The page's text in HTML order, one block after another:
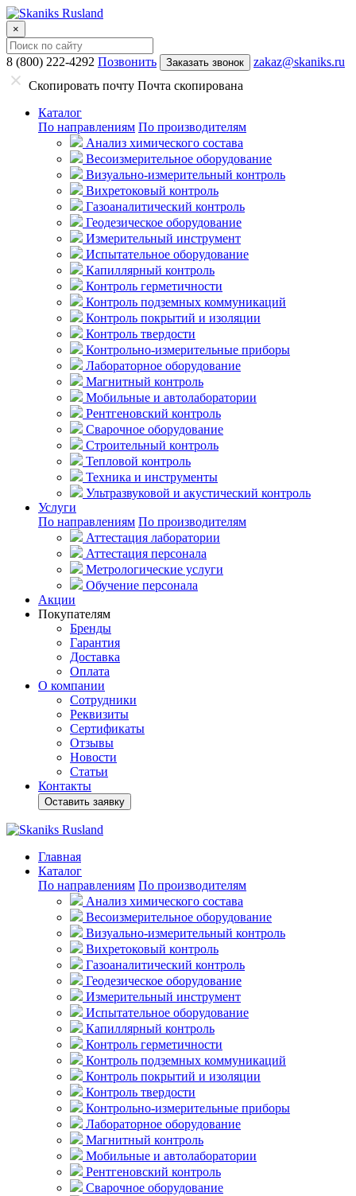
×
8 (800) 222-4292 Позвонить Заказать звонок
zakaz@skaniks.ru
Скопировать почту Почта скопирована
Каталог
По направлениям По производителям
Анализ химического состава
Весоизмерительное оборудование
Визуально-измерительный контроль
Вихретоковый контроль
Газоаналитический контроль
Геодезическое оборудование
Измерительный инструмент
Испытательное оборудование
Капиллярный контроль
Контроль герметичности
Контроль подземных коммуникаций
Контроль покрытий и изоляции
Контроль твердости
Контрольно-измерительные приборы
Лабораторное оборудование
Магнитный контроль
Мобильные и автолаборатории
Рентгеновский контроль
Сварочное оборудование
Строительный контроль
Тепловой контроль
Техника и инструменты
Ультразвуковой и акустический контроль
Услуги
По направлениям По производителям
Аттестация лаборатории
Аттестация персонала
Метрологические услуги
Обучение персонала
Акции
Покупателям
Бренды
Гарантия
Доставка
Оплата
О компании
Сотрудники
Реквизиты
Сертификаты
Отзывы
Новости
Статьи
Контакты
Оставить заявку
Главная
Каталог
По направлениям По производителям
Анализ химического состава
Весоизмерительное оборудование
Визуально-измерительный контроль
Вихретоковый контроль
Газоаналитический контроль
Геодезическое оборудование
Измерительный инструмент
Испытательное оборудование
Капиллярный контроль
Контроль герметичности
Контроль подземных коммуникаций
Контроль покрытий и изоляции
Контроль твердости
Контрольно-измерительные приборы
Лабораторное оборудование
Магнитный контроль
Мобильные и автолаборатории
Рентгеновский контроль
Сварочное оборудование